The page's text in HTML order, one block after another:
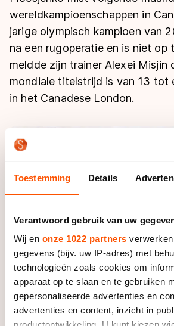
Toestemming Details
Verantwoord gebruik van uw
Wij en onze 1022 partners
gegevens (bijv. uw IP-adres) met
technologieën zoals cookies om
apparaat op te slaan en te gebruiken
gepersonaliseerde advertenties en
advertenties en content, inzicht in
Shorttrack
Inlineskaten
Kunstschaatsen
Schoonrijden
Natuurijs
Langebaan
Shorttrack
Marathon
Inlineskaten
Kunstschaatsen
Tijden & historie
Ranglijsten Langebaan
Persoonlijke records & tijden
Historie & statistiek
De weg op
Inschrijven wedstrijden
Deze zomer de weg op
Waar kan ik schaatsen en skaten?
Schaatsfans
Alles voor jou als schaatsfan
Evenementen
Livestreams
Winacties
Olympische Spelen
Van Jong tot Goud verhalen
wereldkampioenschappen in
jarige olympisch kampioen van
na een rugoperatie en is niet op
meldde zijn trainer Alexei Misjin
mondiale titelstrijd is van 13 tot
in het Canadese London.